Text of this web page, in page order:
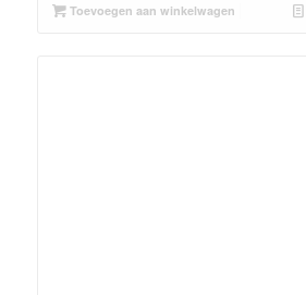
Toevoegen aan winkelwagen